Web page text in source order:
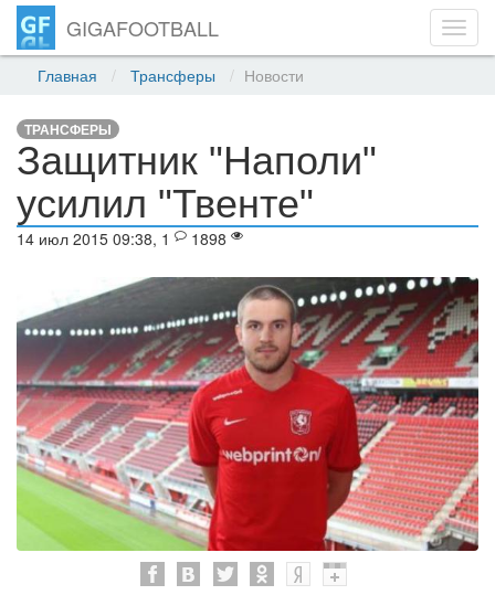
GIGAFOOTBALL
Главная Трансферы Новости
ТРАНСФЕРЫ
Защитник "Наполи"
усилил "Твенте"
14 июл 2015 09:38, 1 1898